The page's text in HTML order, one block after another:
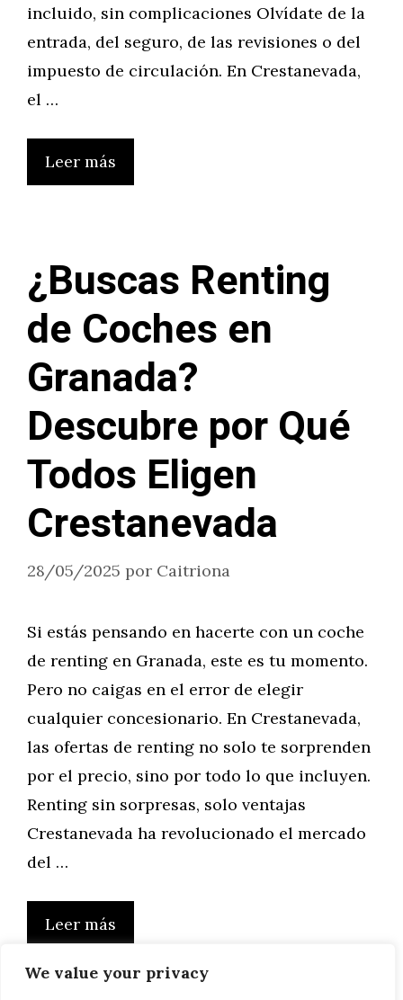
We value your privacy
incluido, sin complicaciones Olvídate de la
entrada, del seguro, de las revisiones o del
impuesto de circulación. En Crestanevada,
el …
Leer más
¿Buscas Renting
de Coches en
Granada?
Descubre por Qué
Todos Eligen
Crestanevada
28/05/2025 por Caitriona
Si estás pensando en hacerte con un coche
de renting en Granada, este es tu momento.
Pero no caigas en el error de elegir
cualquier concesionario. En Crestanevada,
las ofertas de renting no solo te sorprenden
por el precio, sino por todo lo que incluyen.
Renting sin sorpresas, solo ventajas
Crestanevada ha revolucionado el mercado
del …
Leer más